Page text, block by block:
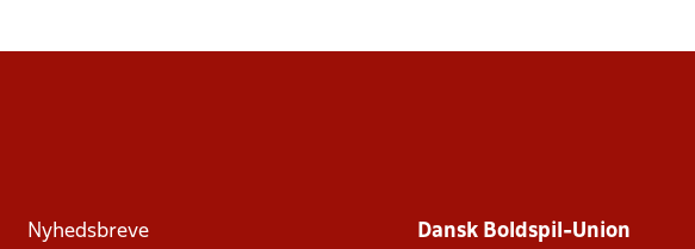
Nyhedsbreve
Dansk Boldspil-Union